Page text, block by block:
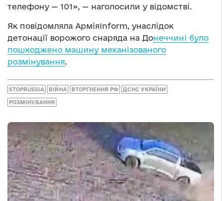
телефону — 101», — наголосили у відомстві.
Як повідомляла АрміяInform, унаслідок
детонації ворожого снаряда на Донеччині було
пошкоджено машину механізованого
розмінування.
STOPRUSSIA ВІЙНА ВТОРГНЕННЯ РФ ДСНС УКРАЇНИ
РОЗМІНУВАННЯ